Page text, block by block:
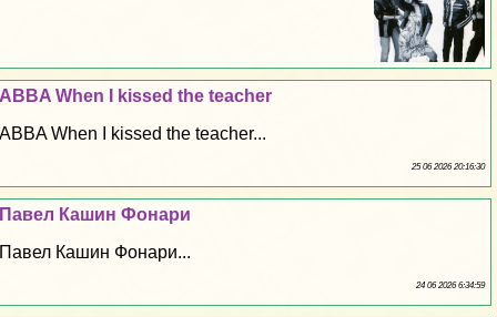
ABBA When I kissed the teacher
ABBA When I kissed the teacher...
25 06 2026 20:16:30
Павел Кашин Фонари
Павел Кашин Фонари...
24 06 2026 6:34:59